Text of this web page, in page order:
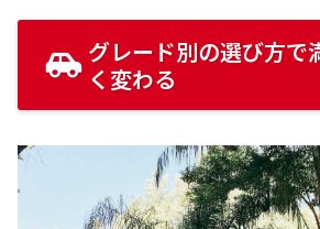
グレード別の選び方で
く変わる